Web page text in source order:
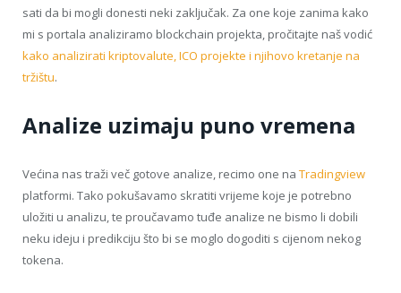
sati da bi mogli donesti neki zaključak. Za one koje zanima kako
mi s portala analiziramo blockchain projekta, pročitajte naš vodić
kako analizirati kriptovalute, ICO projekte i njihovo kretanje na
tržištu.
Analize uzimaju puno vremena
Većina nas traži več gotove analize, recimo one na Tradingview
platformi. Tako pokušavamo skratiti vrijeme koje je potrebno
uložiti u analizu, te proučavamo tuđe analize ne bismo li dobili
neku ideju i predikciju što bi se moglo dogoditi s cijenom nekog
tokena.